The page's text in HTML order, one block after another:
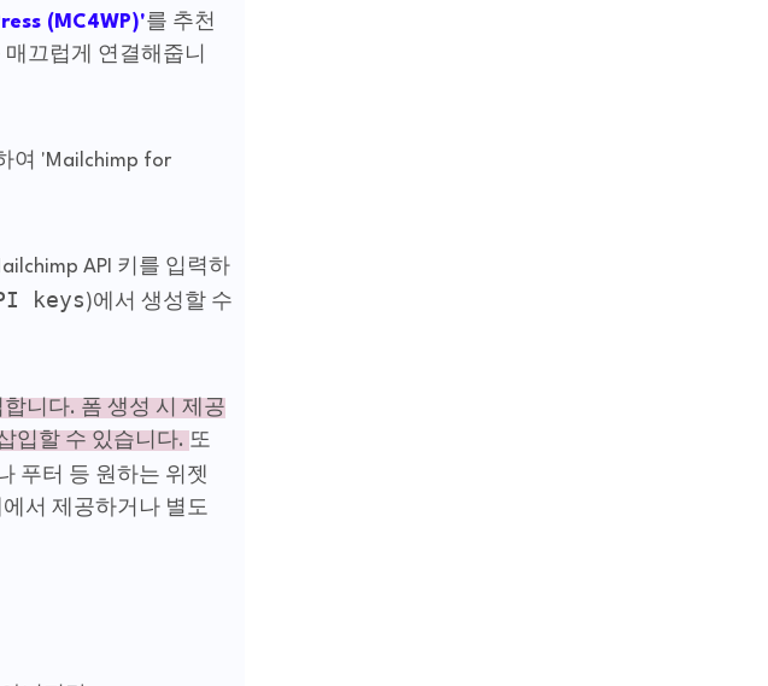
(MC4WP)'를 추천
끄럽게 연결해줍니
여 'Mailchimp for
API 키를 입력하
keys )에서 생성할 수
니다. 폼 생성 시 제공
입할 수 있습니다. 또
푸터 등 원하는 위젯
서 제공하거나 별도